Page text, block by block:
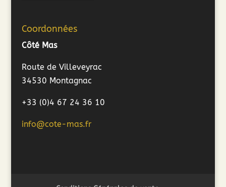
Coordonnées
Côté Mas
Route de Villeveyrac
34530 Montagnac
+33 (0)4 67 24 36 10
info@cote-mas.fr